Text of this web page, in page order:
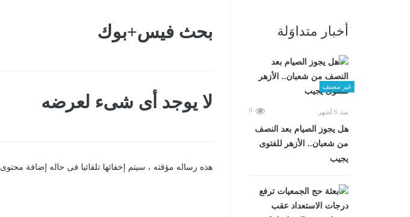
أخبار متداوَلة
غير مصنف
منذ 6 أشهر 0
هل يجوز الصيام بعد النصف
من شعبان.. الأزهر للفتوى
يجيب
بحث فيس+بوك
لا يوجد أى شىء لعرضه
هذه رساله مؤقته ، سيتم إخفائها تلقائيا فى حاله إضافة محتوى